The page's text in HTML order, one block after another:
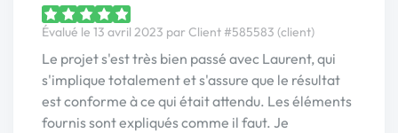
Évalué le 13 avril 2023 par Client #585583 (client)
Le projet s'est très bien passé avec Laurent, qui
s'implique totalement et s'assure que le résultat
est conforme à ce qui était attendu. Les éléments
fournis sont expliqués comme il faut. Je